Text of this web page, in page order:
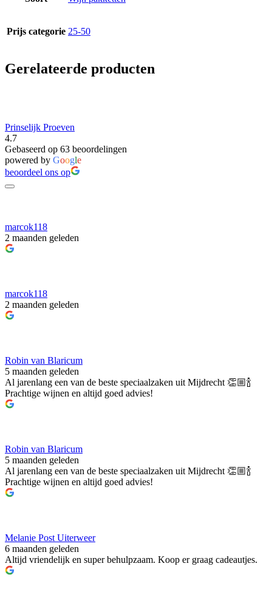
Prijs categorie 25-50
Gerelateerde producten
Prinselijk Proeven
4.7
Gebaseerd op 63 beoordelingen
powered by Google
beoordeel ons op
marcok118
2 maanden geleden
marcok118
2 maanden geleden
Robin van Blaricum
5 maanden geleden
Al jarenlang een van de beste speciaalzaken uit Mijdrecht 👏🏼🍾
Prachtige wijnen en altijd goed advies!
Robin van Blaricum
5 maanden geleden
Al jarenlang een van de beste speciaalzaken uit Mijdrecht 👏🏼🍾
Prachtige wijnen en altijd goed advies!
Melanie Post Uiterweer
6 maanden geleden
Altijd vriendelijk en super behulpzaam. Koop er graag cadeautjes.